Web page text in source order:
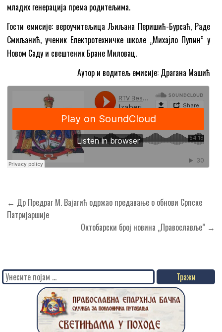
младих генерација према родитељима.
Гости емисије: вероучитељица Љиљана Перишић-Бурсаћ, Раде
Смиљанић, ученик Електротехничке школе „Михаjло Пупин” у
Новом Саду и свештеник Бране Миловац.
Аутор и водитељ емисије: Драгана Машић
Кретање
чланка
← Др Предраг М. Вајагић одржао предавање о обнови Српске
Патријаршије
Октобарски број новина „Православље” →
Search
for: